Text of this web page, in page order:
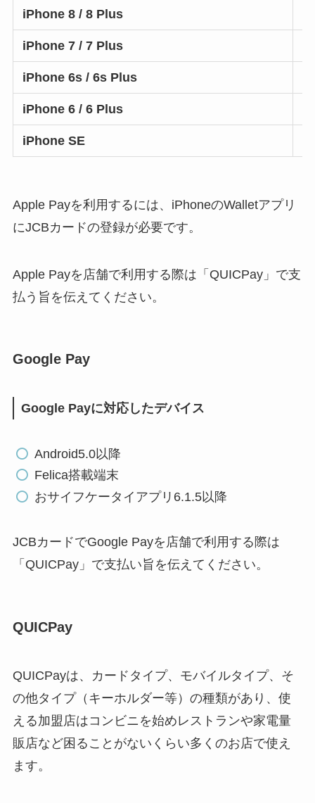
iPhone 8 / 8 Plus
iPhone 7 / 7 Plus
iPhone 6s / 6s Plus
iPhone 6 / 6 Plus
iPhone SE
Apple Payを利用するには、iPhoneのWalletアプリ
にJCBカードの登録が必要です。
Apple Payを店舗で利用する際は「 QUICPay」で支
払う旨を伝えてください。
Google Pay
Google Payに対応したデバイス
Android5.0以降
Felica搭載端末
おサイフケータイアプリ6.1.5以降
JCBカードでGoogle Payを店舗で利用する際は
「 QUICPay」で支払い旨を伝えてください。
QUICPay
QUICPayは、カードタイプ、モバイルタイプ、そ
の他タイプ（キーホルダー等）の種類があり、使
える加盟店はコンビニを始めレストランや家電量
販店など困ることがないくらい多くのお店で使え
ます。